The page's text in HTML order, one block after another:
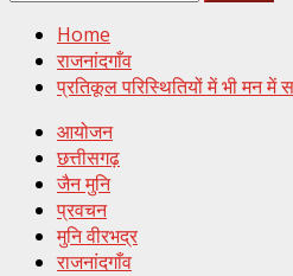
Home
राजनांदगाँव
प्रतिकूल परिस्थितियों में भी मन में
आयोजन
छत्तीसगढ़
जैन मुनि
प्रवचन
मुनि वीरभद्र
राजनांदगाँव